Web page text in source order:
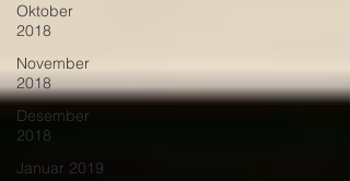
Oktober
2018
November
2018
Desember
2018
Januar 2019